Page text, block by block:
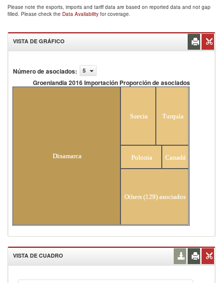
Please note the exports, imports and tariff data are based on reported data and not gap
filled. Please check the Data Availability for coverage.
VISTA DE GRÁFICO
Número de asociados: 5
Groenlandia 2016 Importación Proporción de asociados
Dinamarca
Suecia Turquía
Polonia Canadá
Others (129) asociados
VISTA DE CUADRO